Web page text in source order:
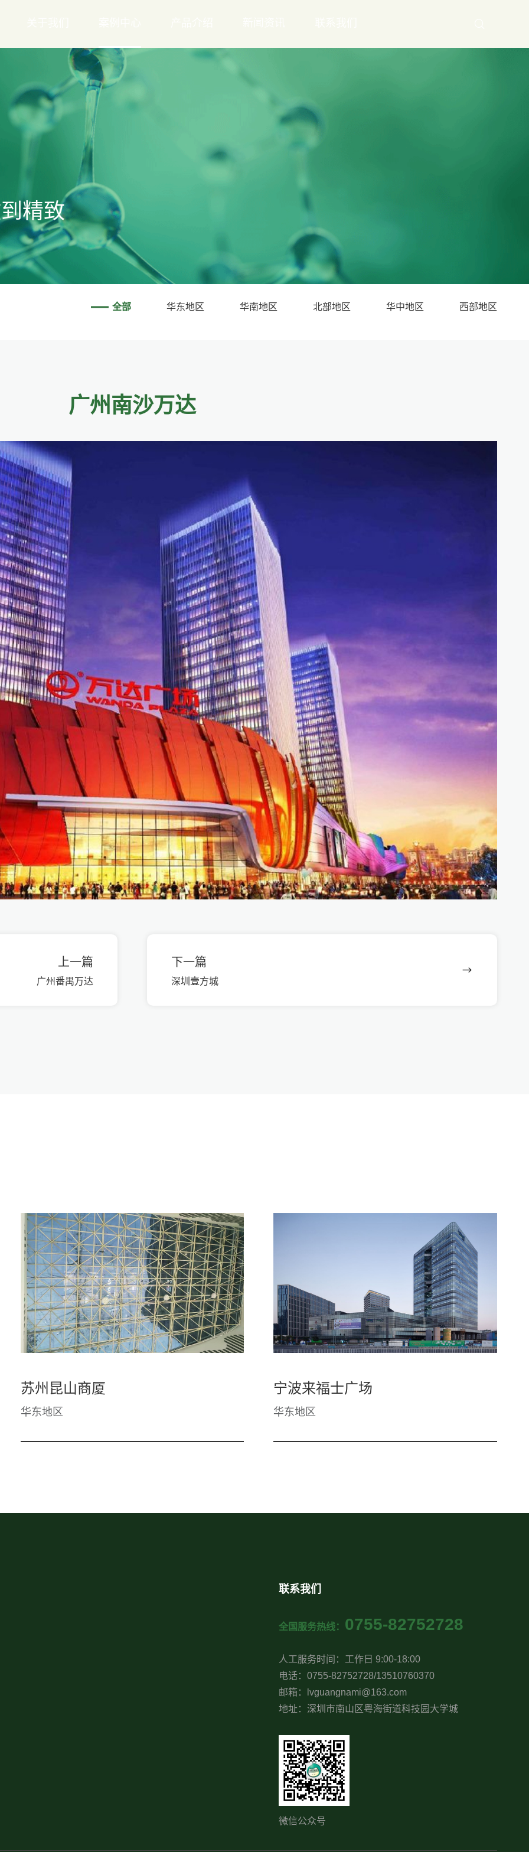
精致
全部 华东地区 华南地区 北部地区 华中地区 西部地区
广州南沙万达
上一篇
广州番禺万达
下一篇
深圳壹方城
苏州昆山商厦
华东地区
宁波来福士广场
华东地区
联系我们
全国服务热线： 0755-82752728
人工服务时间：工作日 9:00-18:00
电话：0755-82752728/13510760370
邮箱：lvguangnami@163.com
地址：深圳市南山区粤海街道科技园大学城
微信公众号